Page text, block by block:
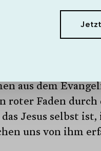
ist der heilige
Stadt. Der
Wort in sein Leben
aus dem
roter Faden durch
das Jesus selbst
uns von ihm